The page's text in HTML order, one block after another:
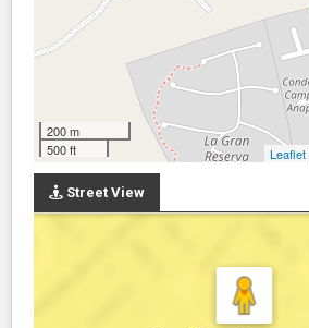
200 m
500 ft
Leaflet
Street View